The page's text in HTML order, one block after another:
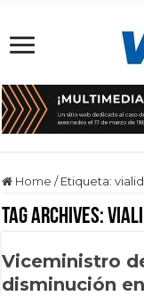
Home / Etiqueta:
Tag Archives:
Viceministro
disminución